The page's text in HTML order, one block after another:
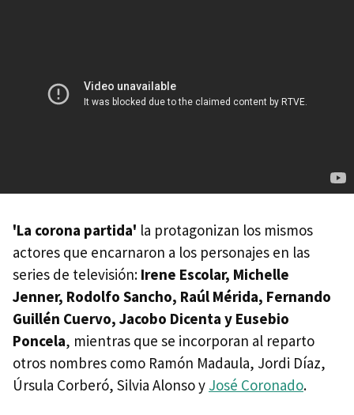
'La corona partida' la protagonizan los mismos
actores que encarnaron a los personajes en las
series de televisión: Irene Escolar, Michelle
Jenner, Rodolfo Sancho, Raúl Mérida, Fernando
Guillén Cuervo, Jacobo Dicenta y Eusebio
Poncela, mientras que se incorporan al reparto
otros nombres como Ramón Madaula, Jordi Díaz,
Úrsula Corberó, Silvia Alonso y José Coronado.